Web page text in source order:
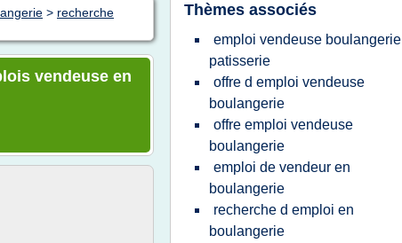
> recherche
vendeuse en
Thèmes associés
emploi vendeuse boulangerie
patisserie
offre d emploi vendeuse
boulangerie
offre emploi vendeuse
boulangerie
emploi de vendeur en
boulangerie
recherche d emploi en
boulangerie